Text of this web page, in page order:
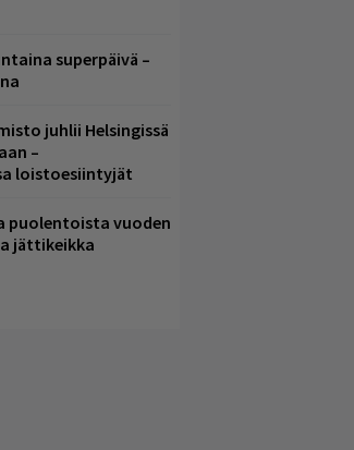
superpäivä –
juhlii Helsingissä
–
loistoesiintyjät
puolentoista vuoden
jättikeikka